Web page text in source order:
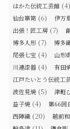
はかた伝統工芸館 (4)
仙台箪笥 (6) 伊万
出張！匠工房 (7)
博多人形 (7) 博多
尾張七宝 (4) 山形
川連漆器 (4) 有田
江戸たいとう伝統工
波佐見焼 (5) 津軽
益子焼 (4) 第66回
西陣織 (20) 越前